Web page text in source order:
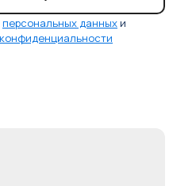
персональных данных и